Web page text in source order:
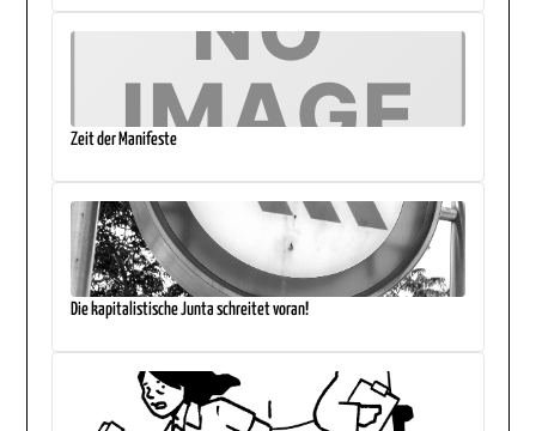
Zeit der Manifeste
Die kapitalistische Junta schreitet voran!